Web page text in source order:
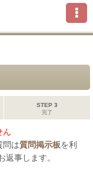
STEP 3
完了
ん
問は質問掲示板を利
事します。